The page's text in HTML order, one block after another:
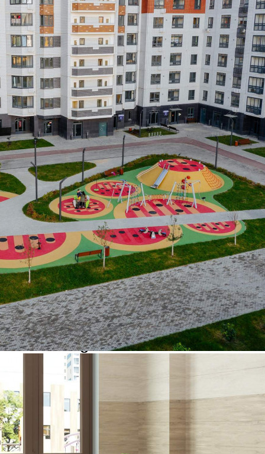
Продажа
99841 - Г. ВИДНОЕ,
ПОСЕЛОК БИТЦА,
ЮЖНЫЙ БУЛЬВАР, Д.5
Москва / Московская обл
Получить контакты
Посмотреть на карте
Продаётся кладовое помещение общей площадью 2.3 кв.м. на
-1-м этаже 18 этажного дома.[#4040454#]
524 (+1)
Навигация